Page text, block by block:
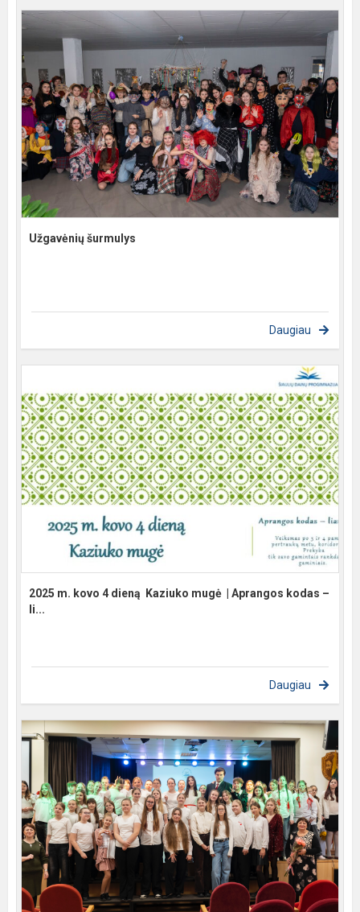
Užgavėnių šurmulys
Daugiau
2025 m. kovo 4 dieną ​ Kaziuko mugė ​ | Aprangos kodas –
li...
Daugiau